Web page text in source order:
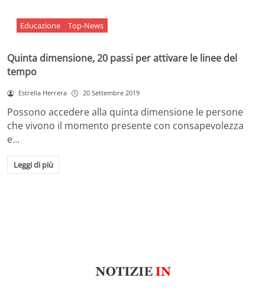
Educazione Top-News
Quinta dimensione, 20 passi per attivare le linee del
tempo
Estrella Herrera 20 Settembre 2019
Possono accedere alla quinta dimensione le persone
che vivono il momento presente con consapevolezza
e…
Leggi di più